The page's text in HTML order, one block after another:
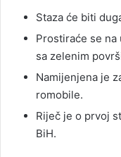
Staza će biti
Prostiraće se
sa zelenim
Namijenjena je
romobile.
Riječ je o prvoj
BiH.